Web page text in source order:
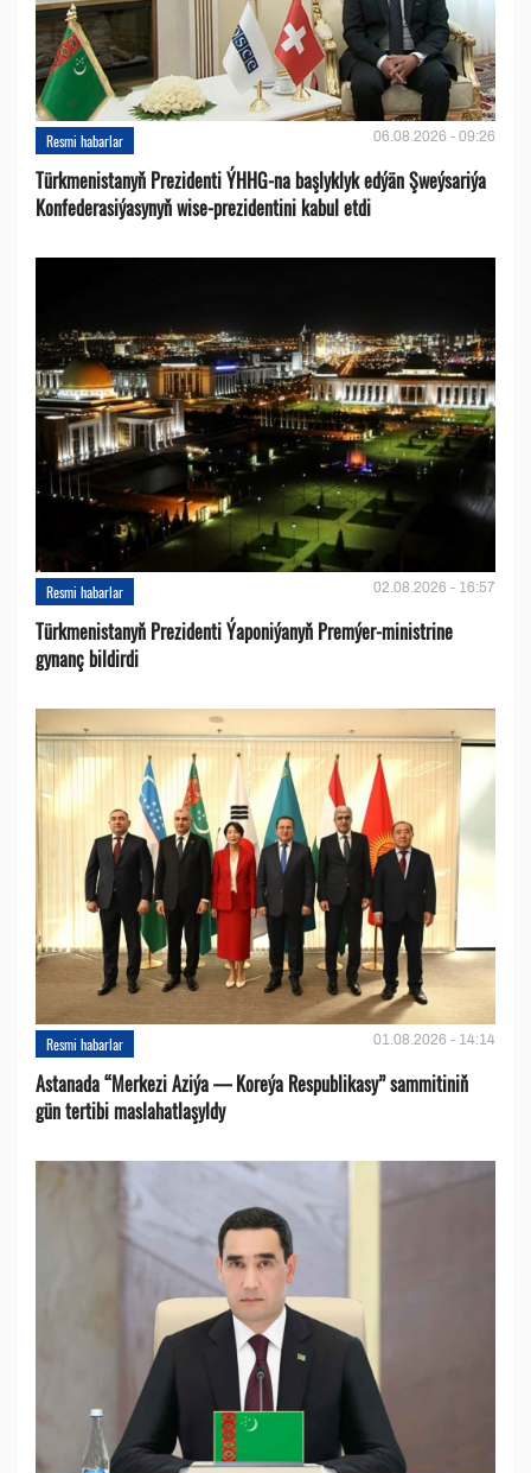
Resmi habarlar 06.08.2026 - 09:26
Türkmenistanyň Prezidenti ÝHHG-na başlyklyk edýän Şweýsariýa
Konfederasiýasynyň wise-prezidentini kabul etdi
Resmi habarlar 02.08.2026 - 16:57
Türkmenistanyň Prezidenti Ýaponiýanyň Premýer-ministrine
gynanç bildirdi
Resmi habarlar 01.08.2026 - 14:14
Astanada “Merkezi Aziýa — Koreýa Respublikasy” sammitiniň
gün tertibi maslahatlaşyldy